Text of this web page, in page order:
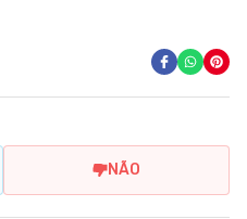
NÃO